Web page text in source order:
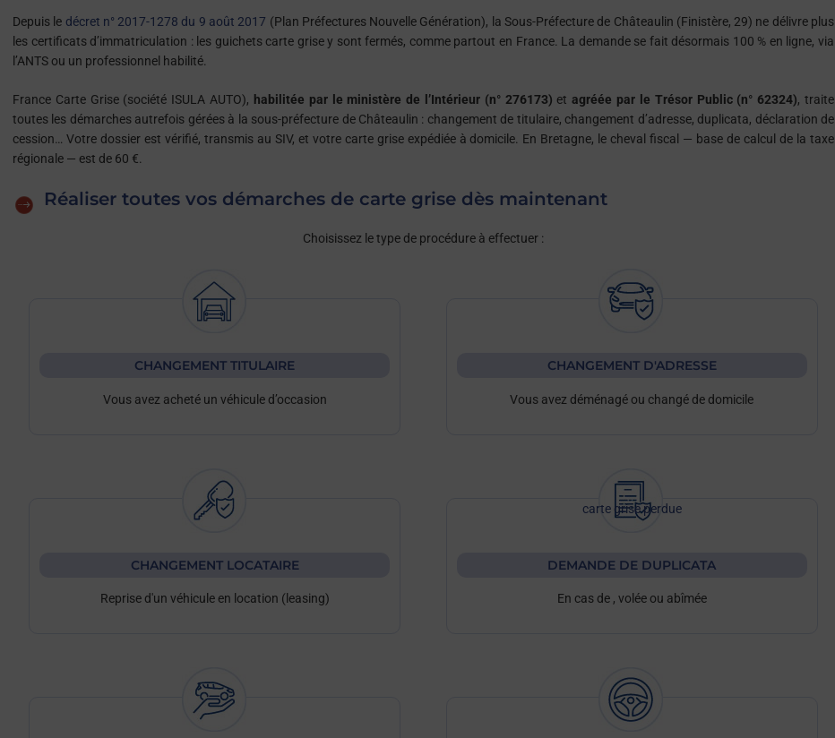
Depuis le décret n° 2017-1278 du 9 août 2017 (Plan Préfectures Nouvelle Génération), la Sous-Préfecture de Châteaulin (Finistère, 29) ne délivre plus
les certificats d’immatriculation : les guichets carte grise y sont fermés, comme partout en France. La demande se fait désormais 100 % en ligne, via
l’ANTS ou un professionnel habilité.
France Carte Grise (société ISULA AUTO), habilitée par le ministère de l’Intérieur (n° 276173) etagréée par le Trésor Public (n° 62324), traite
toutes les démarches autrefois gérées à la sous-préfecture de Châteaulin : changement de titulaire, changement d’adresse, duplicata, déclaration de
cession… Votre dossier est vérifié, transmis au SIV, et votre carte grise expédiée à domicile. En Bretagne, le cheval fiscal — base de calcul de la taxe
régionale — est de 60 €.
Réaliser toutes vos démarches de carte grise dès maintenant
Choisissez le type de procédure à effectuer :
CHANGEMENT TITULAIRE
Vous avez acheté un véhicule d’occasion
CHANGEMENT D'ADRESSE
Vous avez déménagé ou changé de domicile
CHANGEMENT LOCATAIRE
Reprise d'un véhicule en location (leasing)
DEMANDE DE DUPLICATA
En cas de
carte grise perdue
, volée ou abîmée